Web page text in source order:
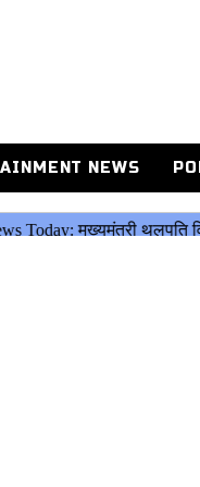
NEWS